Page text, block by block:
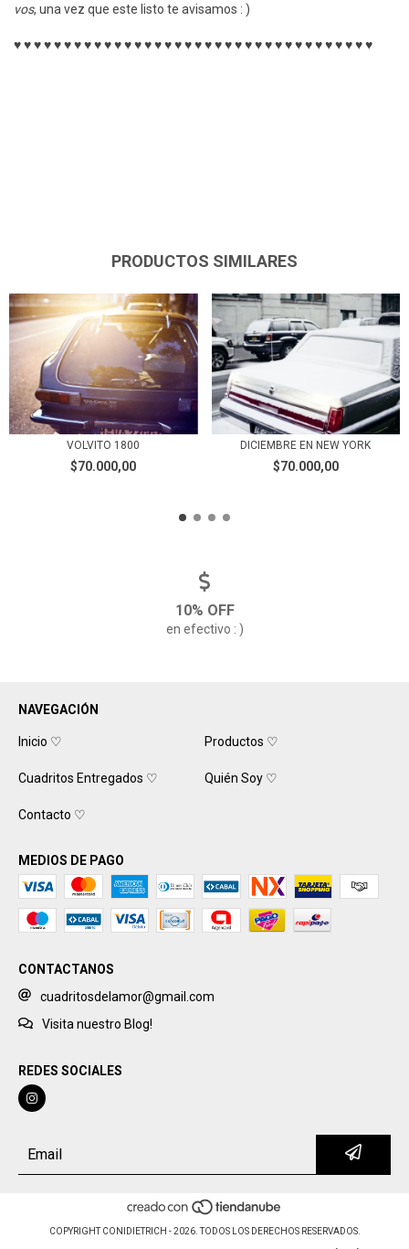
vos, una vez que este listo te avisamos : )
♥ ♥ ♥ ♥ ♥ ♥ ♥ ♥ ♥ ♥ ♥ ♥ ♥ ♥ ♥ ♥ ♥ ♥ ♥ ♥ ♥ ♥ ♥ ♥ ♥ ♥ ♥ ♥ ♥ ♥ ♥ ♥ ♥ ♥ ♥ ♥
PRODUCTOS SIMILARES
VOLVITO 1800
$70.000,00
DICIEMBRE EN NEW YORK
$70.000,00
10% OFF
en efectivo : )
NAVEGACIÓN
Inicio ♡ Productos ♡
Cuadritos Entregados ♡ Quién Soy ♡
Contacto ♡
MEDIOS DE PAGO
CONTACTANOS
cuadritosdelamor@gmail.com
Visita nuestro Blog!
REDES SOCIALES
COPYRIGHT CONIDIETRICH - 2026. TODOS LOS DERECHOS RESERVADOS.